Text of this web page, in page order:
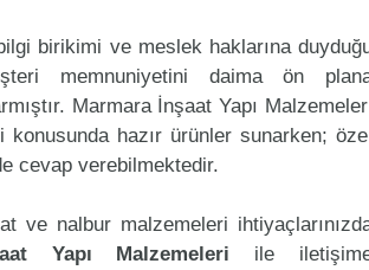
birikimi ve meslek haklarına
memnuniyetini daima ön
Marmara İnşaat Yapı
konusunda hazır ürünler sunarken;
cevap verebilmektedir.
ve nalbur malzemeleri
Yapı Malzemeleri ile